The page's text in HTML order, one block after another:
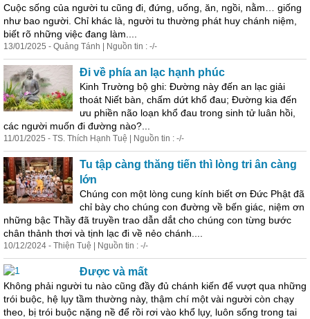
Cuộc sống của người tu cũng đi, đứng, uống, ăn, ngồi, nằm… giống
như bao người. Chỉ khác là, người tu thường phát huy chánh niệm,
biết rõ những việc đang làm....
13/01/2025 - Quảng Tánh | Nguồn tin : -/-
Đi về phía an lạc hạnh phúc
Kinh Trường bộ ghi: Đường này đến an lạc giải
thoát Niết bàn, chấm dứt khổ đau; Đường kia đến
ưu phiền não loạn khổ đau trong sinh tử luân hồi,
các người muốn đi đường nào?...
11/01/2025 - TS. Thích Hạnh Tuệ | Nguồn tin : -/-
Tu tập càng thăng tiến thì lòng tri ân càng
lớn
Chúng con một lòng cung kính biết ơn Đức Phật đã
chỉ bày cho chúng con đường về bến giác, niệm ơn
những bậc Thầy đã truyền trao dẫn dắt cho chúng con từng bước
chân thảnh thơi và tịnh lạc đi về nẻo chánh....
10/12/2024 - Thiện Tuệ | Nguồn tin : -/-
Được và mất
Không phải người tu nào cũng đầy đủ chánh kiến để vượt qua những
trói buộc, hệ lụy tầm thường này, thậm chí một vài người còn chạy
theo, bị trói buộc nặng nề để rồi rơi vào khổ lụy, luôn sống trong tai